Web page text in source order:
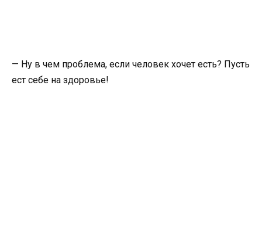
— Ну в чем проблема, если человек хочет есть? Пусть
ест себе на здоровье!